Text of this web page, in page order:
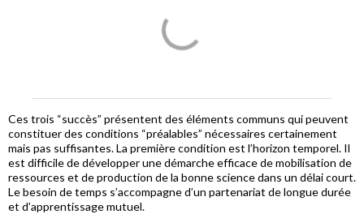
Ces trois “succès” présentent des éléments communs qui peuvent
constituer des conditions “préalables” nécessaires certainement
mais pas suffisantes. La première condition est l’horizon temporel. Il
est difficile de développer une démarche efficace de mobilisation de
ressources et de production de la bonne science dans un délai court.
Le besoin de temps s’accompagne d’un partenariat de longue durée
et d’apprentissage mutuel.